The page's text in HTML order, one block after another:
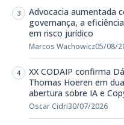
Advocacia aumentada
governança, a
em risco jurídico
Marcos Wachowicz05/08/
XX CODAIP confirma
Thomas Hoeren em
abertura sobre IA e
Oscar Cidri30/07/2026